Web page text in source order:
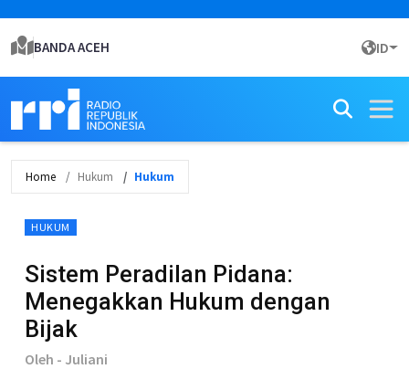
BANDA ACEH ID
Home Hukum Hukum
HUKUM
Sistem Peradilan Pidana:
Menegakkan Hukum dengan
Bijak
Oleh - Juliani